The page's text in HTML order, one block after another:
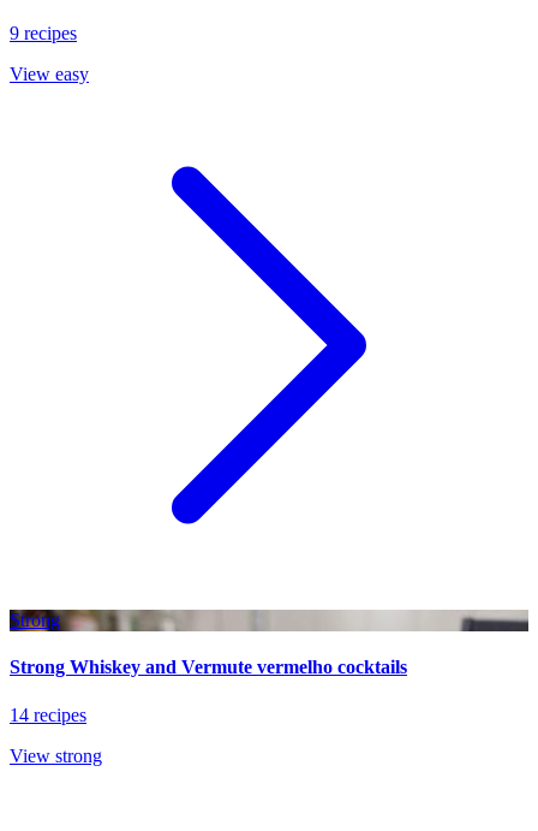
9 recipes
View easy
Strong
Strong Whiskey and Vermute vermelho cocktails
14 recipes
View strong